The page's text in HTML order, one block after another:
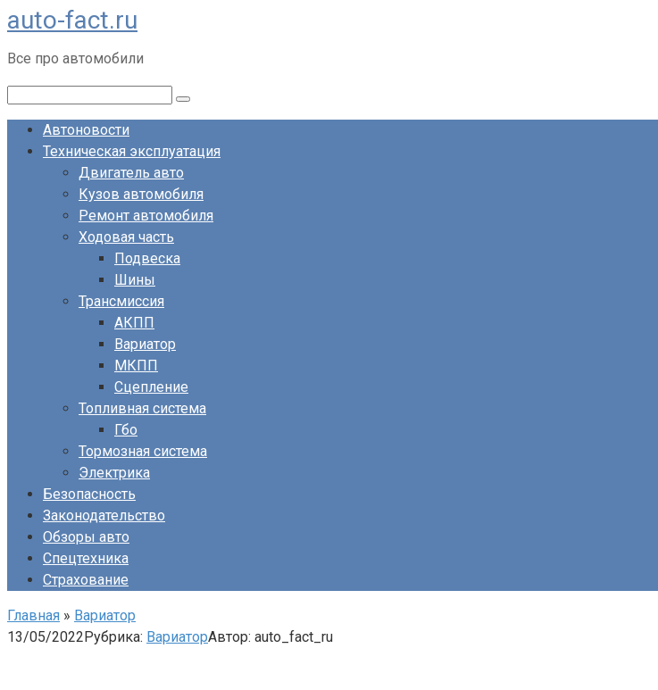
Перейти
к
контенту
auto-fact.ru
Все про автомобили
Автоновости
Техническая эксплуатация
Двигатель авто
Кузов автомобиля
Ремонт автомобиля
Ходовая часть
Подвеска
Шины
Трансмиссия
АКПП
Вариатор
МКПП
Сцепление
Топливная система
Гбо
Тормозная система
Электрика
Безопасность
Законодательство
Обзоры авто
Спецтехника
Страхование
Главная » Вариатор
13/05/2022Рубрика: ВариаторАвтор: auto_fact_ru